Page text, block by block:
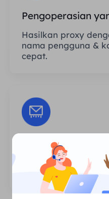
Pengoperasian
Hasilkan proxy
nama pengguna &
cepat.
Sesi Tanpa Batas
Tidak ada batasan
atau frekuensi